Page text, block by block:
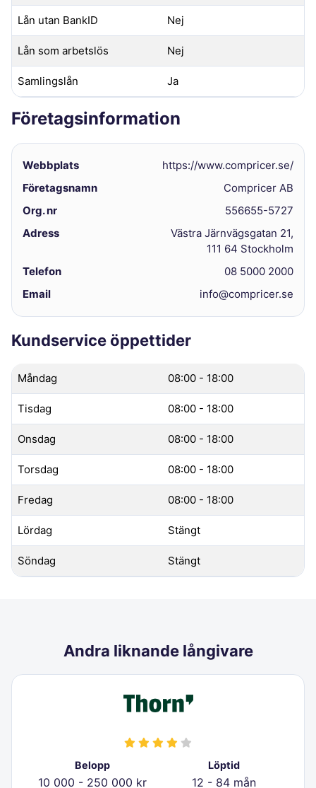
Lån utan BankID Nej
Lån som arbetslös Nej
Samlingslån Ja
Företagsinformation
Webbplats
https://www.compricer.se/
Företagsnamn
Compricer AB
Org. nr
556655-5727
Adress
Västra Järnvägsgatan 21,
111 64 Stockholm
Telefon
08 5000 2000
Email
info@compricer.se
Kundservice öppettider
Måndag 08:00 - 18:00
Tisdag 08:00 - 18:00
Onsdag 08:00 - 18:00
Torsdag 08:00 - 18:00
Fredag 08:00 - 18:00
Lördag Stängt
Söndag Stängt
Andra liknande långivare
Belopp
10 000 - 250 000 kr
Löptid
12 - 84 mån